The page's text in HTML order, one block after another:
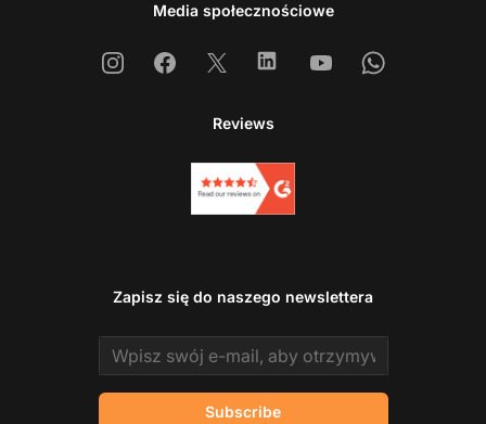
Media społecznościowe
InstagramFacebook
X LinkedinYoutubeWhatsapp
Reviews
Zapisz się do naszego newslettera
Email address
Subscribe